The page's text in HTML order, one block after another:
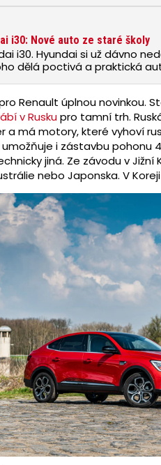
i30: Nové auto ze staré školy
i30. Hyundai si už dávno
dělá poctivá a praktická
Renault úplnou novinkou.
v Ruskupro tamní trh.
a má motory, které vyhoví
i zástavbu pohonu
jiná. Ze závodu v
nebo Japonska. V